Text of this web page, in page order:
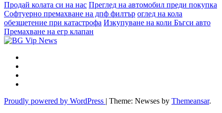
Продай колата си на нас Преглед на автомобил преди покупка
Софтуерно премахване на дпф филтър оглед на кола
обезщетение при катастрофа Изкупуване на коли Бъгси авто
Премахване на егр клапан
Proudly powered by WordPress Theme: Newses by Themeansar.